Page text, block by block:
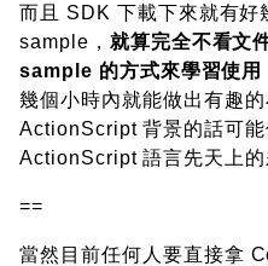
而且 SDK 下載下來就有好
sample， 就算完全不看文
sample 的方式來學習使用
幾個小時內就能做出有趣
ActionScript 背景的話可
ActionScript 語言先天上的
==
當然目前任何人要直接拿